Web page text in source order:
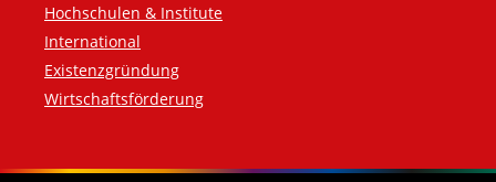
Hochschulen & Institute
International
Existenzgründung
Wirtschaftsförderung